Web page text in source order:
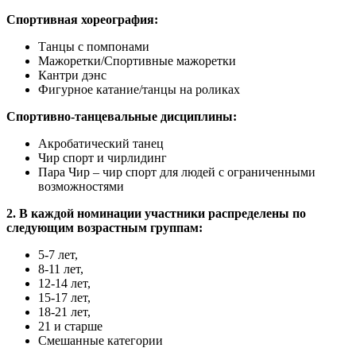
Спортивная хореография:
Танцы с помпонами
Мажоретки/Спортивные мажоретки
Кантри дэнс
Фигурное катание/танцы на роликах
Спортивно-танцевальные дисциплины:
Акробатический танец
Чир спорт и чирлидинг
Пара Чир – чир спорт для людей с ограниченными
возможностями
2. В каждой номинации участники распределены по
следующим возрастным группам:
5-7 лет,
8-11 лет,
12-14 лет,
15-17 лет,
18-21 лет,
21 и старше
Смешанные категории